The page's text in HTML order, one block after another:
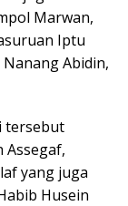
Marwan,
Iptu
Nanang Abidin,
tersebut
Assegaf,
yang juga
Husein